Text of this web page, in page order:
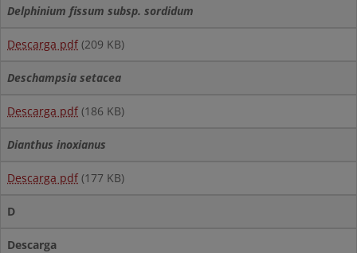
Delphinium fissum subsp. sordidum
Descarga pdf (209 KB)
Deschampsia setacea
Descarga pdf (186 KB)
Dianthus inoxianus
Descarga pdf (177 KB)
D
Descarga